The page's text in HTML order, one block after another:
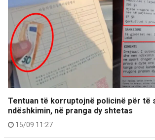
Tentuan të korruptojnë policinë për të
ndëshkimin, në pranga dy shtetas
15/09 11:27